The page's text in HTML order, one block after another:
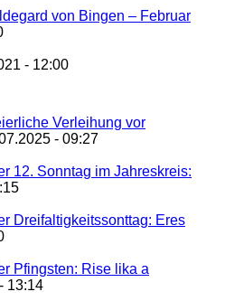
von Bingen – Februar
- 12:00
Verleihung vor
- 09:27
12. Sonntag im Jahreskreis:
Dreifaltigkeitssonttag: Eres
Pfingsten: Rise lika a
13:14